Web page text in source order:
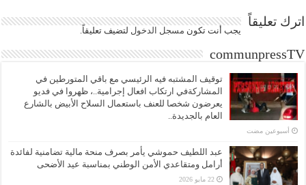
اترك تعليقاً
يجب أنت تكون مسجل الدخول لتضيف تعليقاً.
communpressTV
توقيف المشتبه فيه الرئيسي مع باقي المتورطين في
المشاركةفي ارتكاب افعال إجرامية..، ظهروا في فديو
يعرضون شخصا للعنف باستعمال السلاح الأبيض بالشارع
العام بالجديدة..
‏أسبوعين مضت
عبد اللطيف حموشي يأمر بصرف منحة مالية تضامنية لفائدة
أرامل ومتقاعدي الأمن الوطني بمناسبة عيد الأضحى
22 مايو 2026